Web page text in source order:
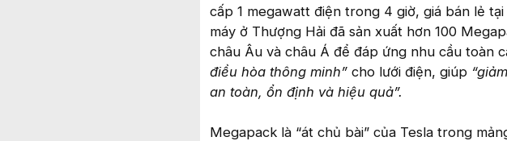
cấp 1 megawatt điện trong 4 giờ, giá bán lẻ
máy ở Thượng Hải đã sản xuất hơn 100
châu Âu và châu Á để đáp ứng nhu cầu toàn
điều hòa thông minh” cho lưới điện, giúp
an toàn, ổn định và hiệu quả”.
Megapack là “át chủ bài” của Tesla trong